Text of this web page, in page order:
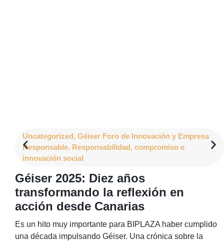
Uncategorized, Géiser Foro de Innovación y Empresa
Responsable, Responsabilidad, compromiso e
innovación social
Géiser 2025: Diez años
transformando la reflexión en
acción desde Canarias
Es un hito muy importante para BIPLAZA haber cumplido
una década impulsando Géiser. Una crónica sobre la